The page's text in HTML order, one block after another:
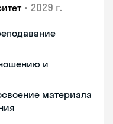
• 2029 г.
и
материала